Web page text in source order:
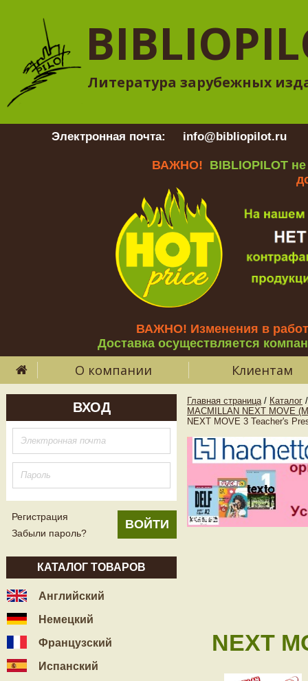
Литература зарубежных
Электронная почта: info@bibliopilot.ru
ВАЖНО! BIBLIOPILOT
ВАЖНО! Изменения в
Доставка осуществляется
О компании Клиентам
ВХОД
Регистрация
Забыли пароль?
КАТАЛОГ ТОВАРОВ
Английский
Немецкий
Французский
Испанский
Главная страница / Каталог /
MACMILLAN NEXT MOVE
NEXT MOVE 3 Teacher's
NEXT